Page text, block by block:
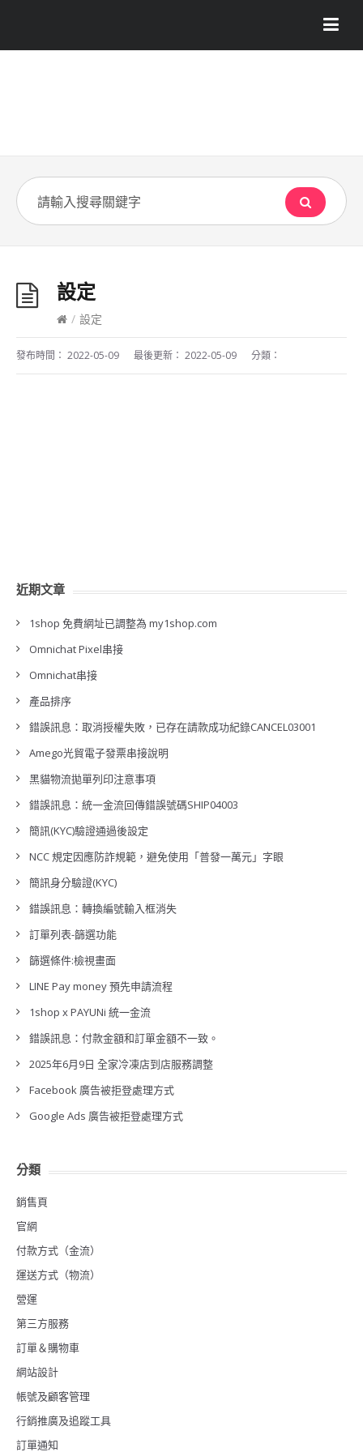
設定
/ 設定
發布時間： 2022-05-09 最後更新： 2022-05-09 分類：
近期文章
1shop 免費網址已調整為 my1shop.com
Omnichat Pixel串接
Omnichat串接
產品排序
錯誤訊息：取消授權失敗，已存在請款成功紀錄CANCEL03001
Amego光貿電子發票串接說明
黑貓物流拋單列印注意事項
錯誤訊息：統一金流回傳錯誤號碼SHIP04003
簡訊(KYC)驗證通過後設定
NCC 規定因應防詐規範，避免使用「普發一萬元」字眼
簡訊身分驗證(KYC)
錯誤訊息：轉換編號輸入框消失
訂單列表-篩選功能
篩選條件:檢視畫面
LINE Pay money 預先申請流程
1shop x PAYUNi 統一金流
錯誤訊息：付款金額和訂單金額不一致。
2025年6月9日 全家冷凍店到店服務調整
Facebook 廣告被拒登處理方式
Google Ads 廣告被拒登處理方式
分類
銷售頁
官網
付款方式（金流）
運送方式（物流）
營運
第三方服務
訂單＆購物車
網站設計
帳號及顧客管理
行銷推廣及追蹤工具
訂單通知